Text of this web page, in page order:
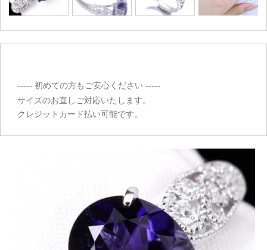
----- 初めての方もご安心ください -----
サイズのお直しご対応いたします。
クレジットカード払い可能です。